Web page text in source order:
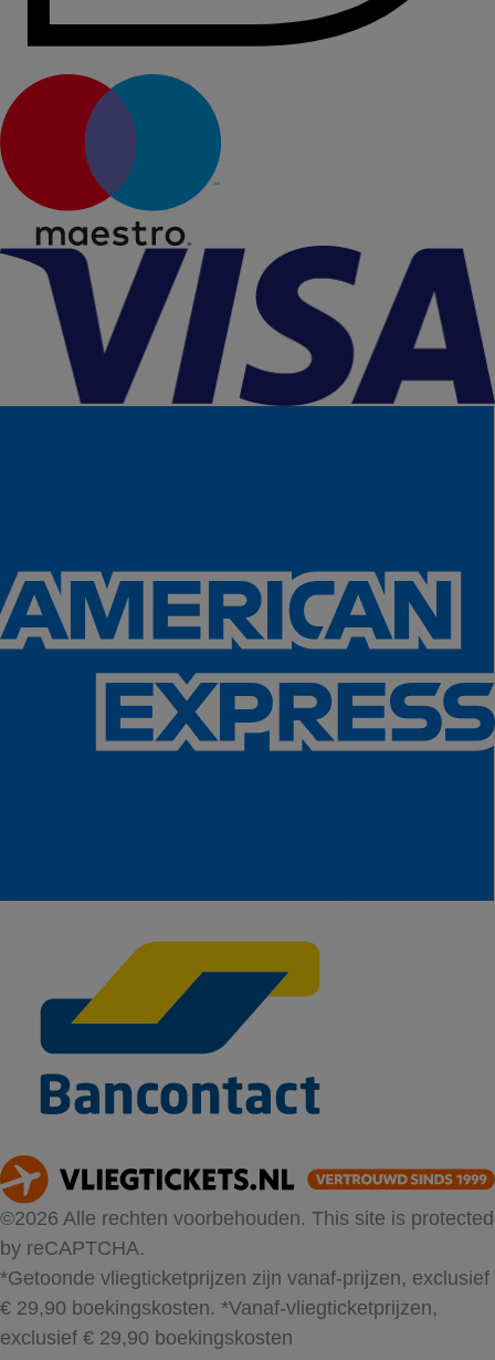
©2026 Alle rechten voorbehouden. This site is protected
by reCAPTCHA.
*Getoonde vliegticketprijzen zijn vanaf-prijzen, exclusief
€ 29,90 boekingskosten. *Vanaf-vliegticketprijzen,
exclusief € 29,90 boekingskosten